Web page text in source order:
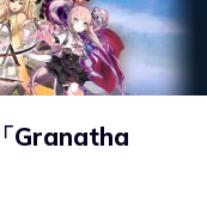
Granatha